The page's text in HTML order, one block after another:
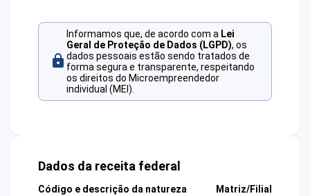
Informamos que, de acordo com a Lei
Geral de Proteção de Dados (LGPD), os
dados pessoais estão sendo tratados de
forma segura e transparente, respeitando
os direitos do Microempreendedor
individual (MEI).
Dados da receita federal
Código e descrição da natureza
Matriz/Filial